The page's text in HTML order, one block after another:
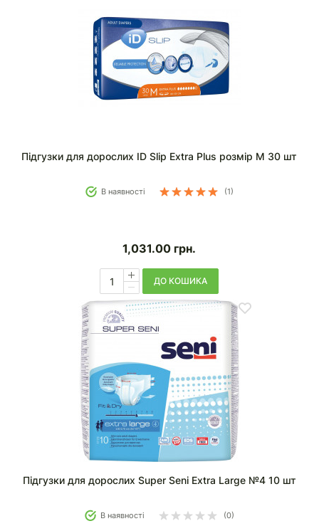
Підгузки для дорослих ID Slip Extra Plus розмір M 30 шт
В наявності (1)
1,031.00 грн.
ДО КОШИКА
Підгузки для дорослих Super Seni Extra Large №4 10 шт
В наявності (0)